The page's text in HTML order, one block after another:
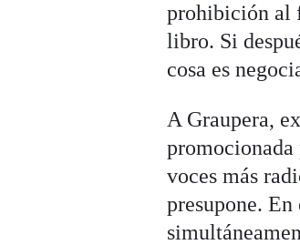
prohibición al
libro. Si
cosa es
A Graupera,
voces más
presupone.